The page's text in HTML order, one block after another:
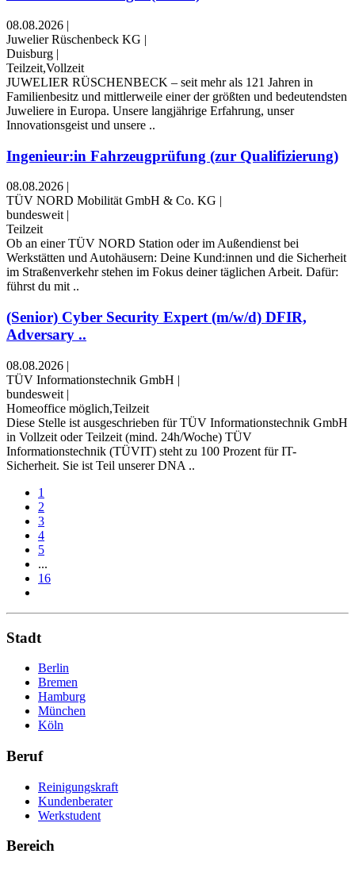
08.08.2026 |
Juwelier Rüschenbeck KG |
Duisburg |
Teilzeit,Vollzeit
JUWELIER RÜSCHENBECK – seit mehr als 121 Jahren in
Familienbesitz und mittlerweile einer der größten und bedeutendsten
Juweliere in Europa. Unsere langjährige Erfahrung, unser
Innovationsgeist und unsere ..
Ingenieur:in Fahrzeugprüfung (zur Qualifizierung)
08.08.2026 |
TÜV NORD Mobilität GmbH & Co. KG |
bundesweit |
Teilzeit
Ob an einer TÜV NORD Station oder im Außendienst bei
Werkstätten und Autohäusern: Deine Kund:innen und die Sicherheit
im Straßenverkehr stehen im Fokus deiner täglichen Arbeit. Dafür:
führst du mit ..
(Senior) Cyber Security Expert (m/w/d) DFIR,
Adversary ..
08.08.2026 |
TÜV Informationstechnik GmbH |
bundesweit |
Homeoffice möglich,Teilzeit
Diese Stelle ist ausgeschrieben für TÜV Informationstechnik GmbH
in Vollzeit oder Teilzeit (mind. 24h/Woche) TÜV
Informationstechnik (TÜVIT) steht zu 100 Prozent für IT-
Sicherheit. Sie ist Teil unserer DNA ..
1
2
3
4
5
...
16
Stadt
Berlin
Bremen
Hamburg
München
Köln
Beruf
Reinigungskraft
Kundenberater
Werkstudent
Bereich